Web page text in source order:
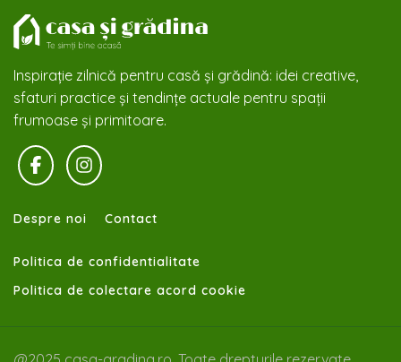
Inspirație zilnică pentru casă și grădină: idei creative,
sfaturi practice și tendințe actuale pentru spații
frumoase și primitoare.
Despre noi Contact
Politica de confidentialitate
Politica de colectare acord cookie